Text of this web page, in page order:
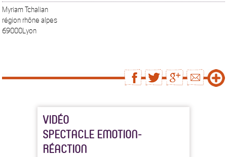
Myriam Tchalian
région rhône alpes
69000Lyon
VIDÉO
SPECTACLE EMOTION-
RÉACTION